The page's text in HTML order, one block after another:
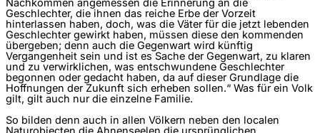
Nachkommen angemessen die Erinnerung an die
Geschlechter, die ihnen das reiche Erbe der Vorzeit
hinterlassen haben, doch, was die Väter für die jetzt lebenden
Geschlechter gewirkt haben, müssen diese den kommenden
übergeben; denn auch die Gegenwart wird künftig
Vergangenheit sein und ist es Sache der Gegenwart, zu klaren
und zu verwirklichen, was entschwundene Geschlechter
begonnen oder gedacht haben, da auf dieser Grundlage die
Hoffnungen der Zukunft sich erheben sollen.“ Was für ein Volk
gilt, gilt auch nur die einzelne Familie.
So bilden denn auch in allen Völkern neben den localen